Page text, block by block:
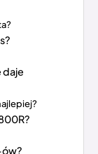
daje
ów?